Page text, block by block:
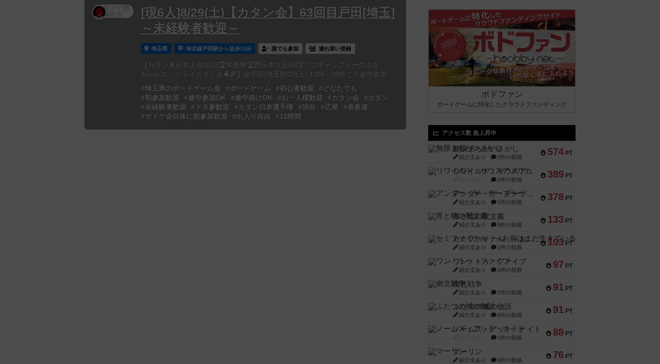
[現6人]8/29(土)【カタン会】63回目戸田[埼玉]
～未経験者歓迎～
埼玉県 埼京線戸田駅から徒歩13分 誰でも参加 連れ添い登録
【カタン東日本大会2023🏆準優勝🏆西日本大会4位🎖プロギャンブラーのぶき
&amp;エンジョイカタン会🐏🌾】@戸田[埼玉]8/29(土) 13時～18時ころ途中参加...
#埼玉県のボードゲーム会
#ボードゲーム #初心者歓迎
#どなたでも
#初参加歓迎
#途中参加OK #途中抜けOK #お一人様歓迎 #カタン会
#カタン
#未経験者歓迎
#ドタ参歓迎 #カタン日本選手権 #渋谷 #広尾
#表参道
#ボドゲ会自体に初参加歓迎
#出入り自由 #12時間
ボドファン
ボードゲームに特化したクラウドファンディング
アクセス数 急上昇中
574 PT
無限まちがいさがし
紹介文あり 2件の投稿
389 PT
リワイルド：サウスアメリカ
2件の投稿
378 PT
アンダー・ザ・テーブラー
紹介文あり 1件の投稿
133 PT
宵と暁の呪文書
紹介文あり 8件の投稿
103 PT
セミファイナル ～お前はまだ生きている～
紹介文あり 1件の投稿
97 PT
ワン・トゥ・ファイブ
紹介文あり 1件の投稿
91 PT
南北戦争
紹介文あり 1件の投稿
91 PT
ふたつの城の物語
紹介文あり 6件の投稿
88 PT
ノームズ・アット・ナイト
1件の投稿
76 PT
マーリン
紹介文あり 6件の投稿